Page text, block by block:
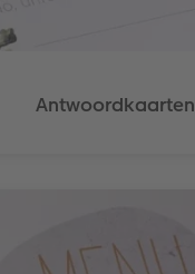
Antwoordkaarten